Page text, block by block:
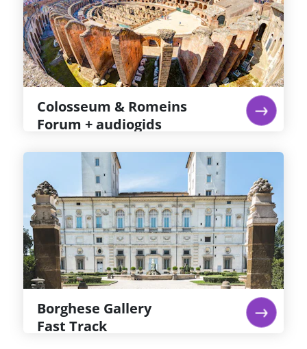
Colosseum & Romeins
Forum + audiogids
Sla de lange rijen over met dit ticket voor
voorrang bij binnenkomst. Na bezichtigen van
het Colosseum kun je daarna naar het Forum
Romanum en de Palatijnse heuvel gaan, deze
zijn gelegen tegenover het Colosseum.
lees verder...
Borghese Gallery
Fast Track
Borghese Gallery
Fast Track
Galleria Borghese ligt in Villa Borghese park, in
een prachtige villa met meesterwerken van
Bernini, Caravaggio en Titiaan. Bewonder de
rijke architectuur en kunstcollectie. Regel je
tickets weken van tevoren, want de capaciteit is
beperkt.
lees verder...